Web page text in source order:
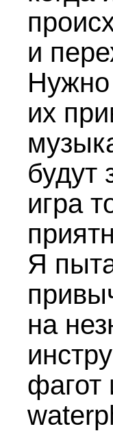
и
Нужно
их
будут
игра
Я
на
фагот